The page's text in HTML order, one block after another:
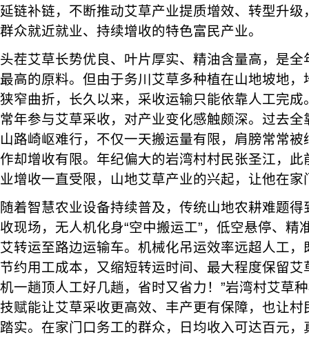
延链补链，不断推动艾草产业提质增效、转型升
群众就近就业、持续增收的特色富民产业。
头茬艾草长势优良、叶片厚实、精油含量高，是
最高的原料。但由于务川艾草多种植在山地坡地
狭窄曲折，长久以来，采收运输只能依靠人工完
常年参与艾草采收，对产业变化感触颇深。过去
山路崎岖难行，不仅一天搬运量有限，肩膀常常
作却增收有限。年纪偏大的岩湾村村民张圣江，
业增收一直受限，山地艾草产业的兴起，让他在
随着智慧农业设备持续普及，传统山地农耕难题
收现场，无人机化身“空中搬运工”，低空悬停、精
艾转运至路边运输车。机械化吊运效率远超人工
节约用工成本，又缩短转运时间、最大程度保留艾
机一趟顶人工好几趟，省时又省力！”岩湾村艾草
技赋能让艾草采收更高效、丰产更有保障，也让
踏实。在家门口务工的群众，日均收入可达百元